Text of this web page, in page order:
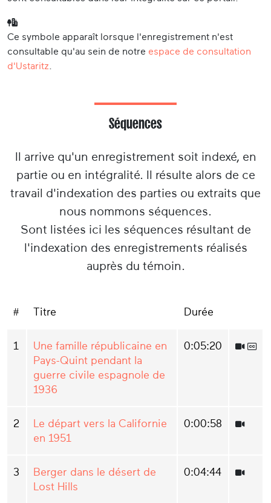
Ce symbole apparaît lorsque l'enregistrement n'est
consultable qu'au sein de notre espace de consultation
d'Ustaritz
Séquences
Il arrive qu'un enregistrement soit indexé, en
partie ou en intégralité. Il résulte alors de ce
travail d'indexation des parties ou extraits que
nous nommons séquences.
Sont listées ici les séquences résultant de
l'indexation des enregistrements réalisés
auprès du témoin.
# Titre Durée
1
Une famille républicaine en
Pays-Quint pendant la
guerre civile espagnole de
1936
0:05:20
2
Le départ vers la Californie
en 1951
0:00:58
3
Berger dans le désert de
Lost Hills
0:04:44